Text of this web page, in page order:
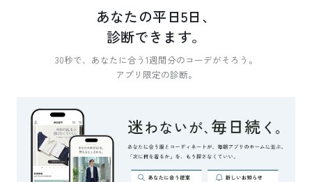
あなたの平日5日、
診断できます。
30秒で、あなたに合う1週間分のコーデがそろう。
アプリ限定の診断。